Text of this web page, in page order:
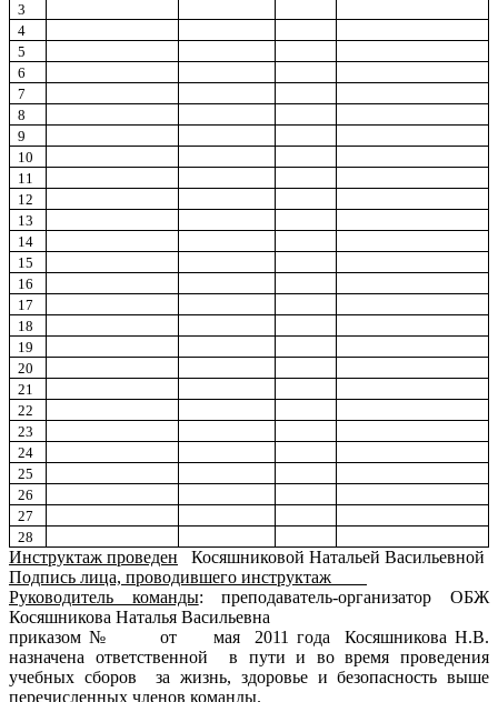
3
4
5
6
7
8
9
10
11
12
13
14
15
16
17
18
19
20
21
22
23
24
25
26
27
28
Инструктаж проведен Косяшниковой Натальей Васильевной
Подпись лица, проводившего инструктаж
Руководитель команды: преподаватель-организатор ОБЖ
Косяшникова Наталья Васильевна
приказом № от мая 2011 года Косяшникова Н.В.
назначена ответственной в пути и во время проведения
учебных сборов за жизнь, здоровье и безопасность выше
перечисленных членов команды.